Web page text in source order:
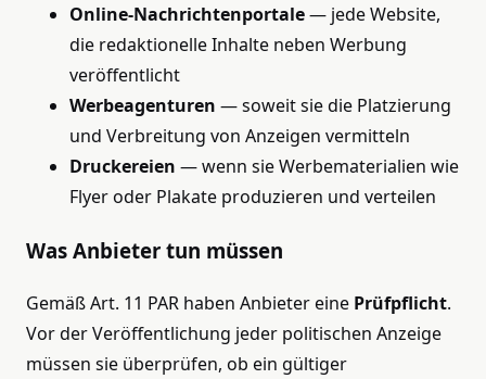
Online-Nachrichtenportale— jede Website,
die redaktionelle Inhalte neben Werbung
veröffentlicht
Werbeagenturen — soweit sie die Platzierung
und Verbreitung von Anzeigen vermitteln
Druckereien — wenn sie Werbematerialien wie
Flyer oder Plakate produzieren und verteilen
Was Anbieter tun müssen
Gemäß Art. 11 PAR haben Anbieter eine Prüfpflicht.
Vor der Veröffentlichung jeder politischen Anzeige
müssen sie überprüfen, ob ein gültiger